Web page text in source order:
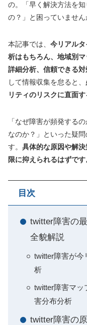
の。「早く解決方法を
の？」と困っていません
本記事では、 今リアル
析はもちろん、地域別
詳細分析、信頼できる対
して情報収集を怠ると、
リティのリスクに直面
「なぜ障害が頻発する
なのか？」といった疑
す。 具体的な原因や解
限に抑えられるはずです
目次
twitter障害の
全貌解説
twitter障害が今
析
twitter障害マッ
害分布分析
twitter障害の